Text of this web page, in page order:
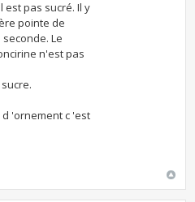
est pas sucré. Il y
pointe de
Le
n'est pas
'ornement c 'est